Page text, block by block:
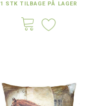
1 STK TILBAGE PÅ LAGER